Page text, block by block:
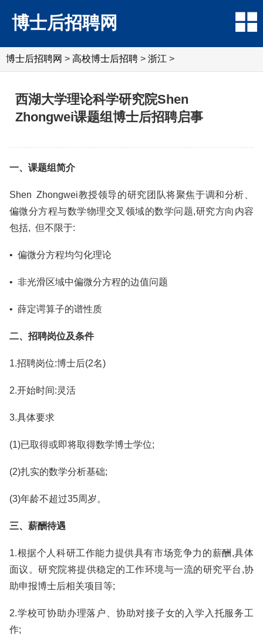
博士后招聘网
博士后招聘网 > 高校博士后招聘 > 浙江 >
西湖大学理论科学研究院Shen
Zhongwei课题组博士后招聘启事
一、课题组简介
Shen Zhongwei教授领导的研究团队将聚焦于调和分析、
偏微分方程与数学物理交叉领域的数学问题,研究方向内容
包括, 但不限于:
• 偏微分方程均匀化理论
• 非光滑区域中偏微分方程的边值问题
• 薛定谔算子的谱性质
二、招聘岗位及条件
1.招聘岗位:博士后(2名)
2.开始时间:灵活
3.具体要求
(1)已取得或即将取得数学博士学位;
(2)扎实的数学分析基础;
(3)年龄不超过35周岁。
三、薪酬待遇
1.根据个人科研工作能力提供具有市场竞争力的薪酬,具体
面议。研究院将提供稳定的工作环境与一流的研究平台,协
助申报博士后相关项目等;
2.学校可协助办理落户、协助对接子女的入学入托服务工
作;